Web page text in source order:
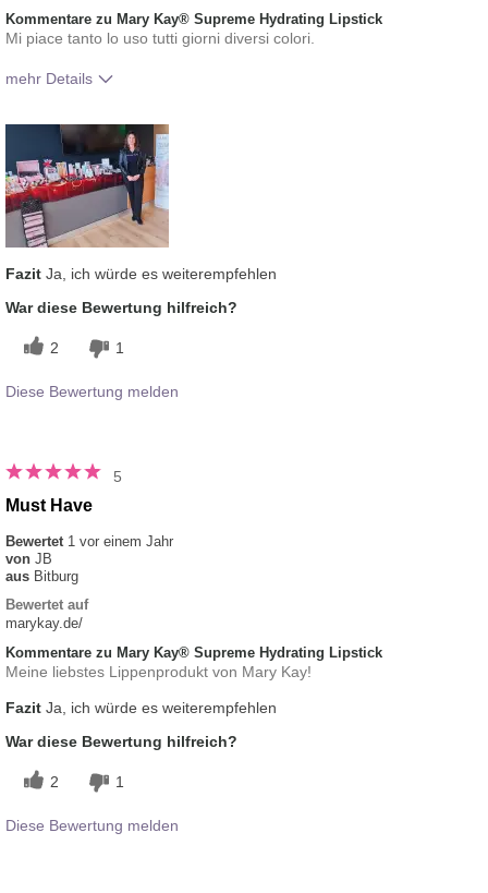
Kommentare zu Mary Kay® Supreme Hydrating Lipstick
Mi piace tanto lo uso tutti giorni diversi colori.
mehr Details
anderen von dir verwendeten
Dekorativkosmetikmarken?
Wie sehr gefällt dir der Farbton dieses
Produkts?
Fazit Ja, ich würde es weiterempfehlen
War diese Bewertung hilfreich?
2 1
Diese Bewertung melden
5
Must Have
Bewertet 1 vor einem Jahr
von JB
aus Bitburg
Bewertet auf
marykay.de/
Kommentare zu Mary Kay® Supreme Hydrating Lipstick
Meine liebstes Lippenprodukt von Mary Kay!
Fazit Ja, ich würde es weiterempfehlen
War diese Bewertung hilfreich?
2 1
Diese Bewertung melden